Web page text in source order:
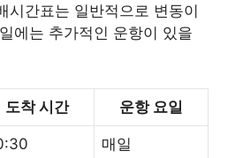
시간표는 일반적으로 변동이
에는 추가적인 운항이 있을
도착 시간 운항 요일
매일